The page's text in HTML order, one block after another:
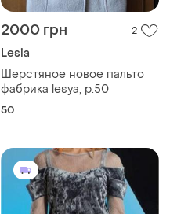
2000 грн 2
Lesia
Шерстяное новое пальто
фабрика lesya, р.50
50